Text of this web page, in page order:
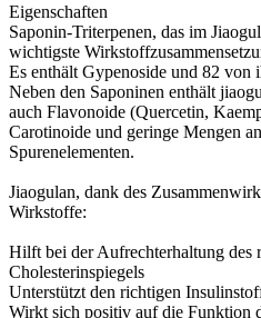
Eigenschaften
Saponin-Triterpenen, das im
wichtigste
Es enthält Gypenoside und 82 von
Neben den Saponinen enthält
auch Flavonoide (Quercetin,
Carotinoide und geringe Mengen
Spurenelementen.
Jiaogulan, dank des
Wirkstoffe:
Hilft bei der Aufrechterhaltung des
Cholesterinspiegels
Unterstützt den richtigen
Wirkt sich positiv auf die Funktion